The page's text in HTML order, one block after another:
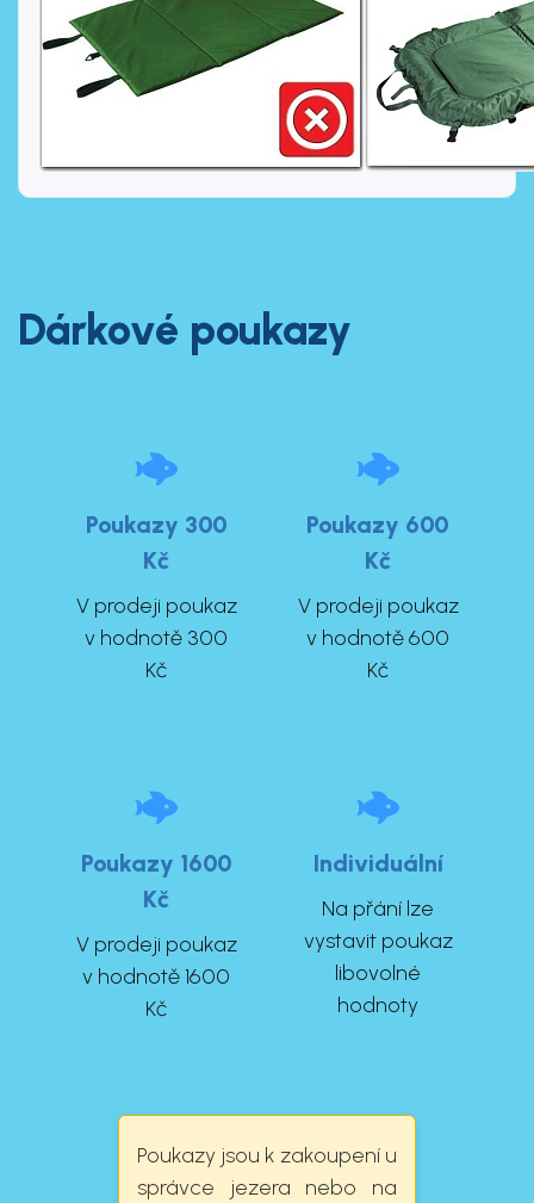
Dárkové poukazy
Poukazy 300
Kč
V prodeji poukaz
v hodnotě 300
Kč
Poukazy 600
Kč
V prodeji poukaz
v hodnotě 600
Kč
Poukazy 1600
Kč
V prodeji poukaz
v hodnotě 1600
Kč
Individuální
Na přání lze
vystavit poukaz
libovolné
hodnoty
Poukazy jsou k zakoupení u
správce jezera nebo na